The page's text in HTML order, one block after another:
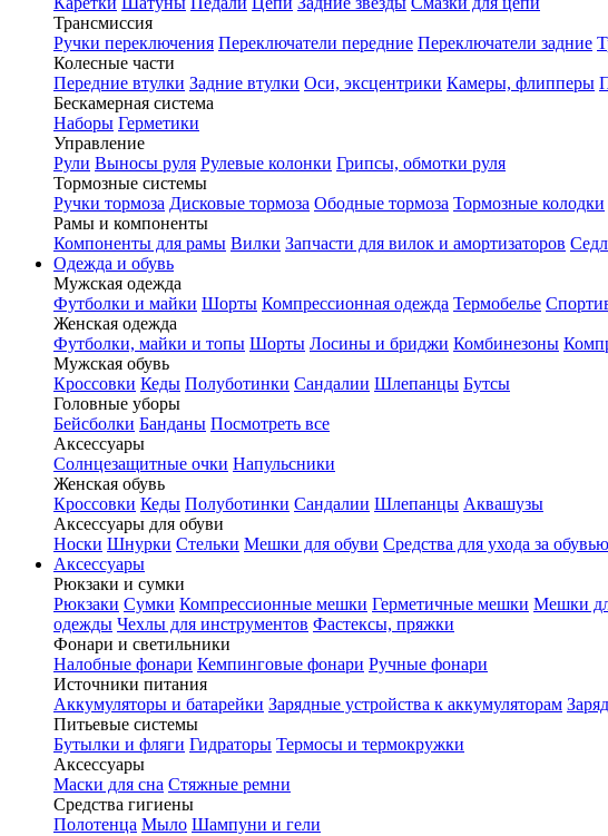
Трансмиссия
Ручки переключения Переключатели передние Переключатели задние
Колесные части
Передние втулки Задние втулки Оси, эксцентрики Камеры, флипперы
Бескамерная система
Наборы Герметики
Управление
Рули Выносы руля Рулевые колонки Грипсы, обмотки руля
Тормозные системы
Ручки тормоза Дисковые тормоза Ободные тормоза Тормозные колодки
Рамы и компоненты
Компоненты для рамы Вилки Запчасти для вилок и амортизаторов
Одежда и обувь
Мужская одежда
Футболки и майки Шорты Компрессионная одежда Термобелье
Женская одежда
Футболки, майки и топы Шорты Лосины и бриджи Комбинезоны
Мужская обувь
Кроссовки Кеды Полуботинки Сандалии Шлепанцы Бутсы
Головные уборы
Бейсболки Банданы Посмотреть все
Аксессуары
Солнцезащитные очки Напульсники
Женская обувь
Кроссовки Кеды Полуботинки Сандалии Шлепанцы Аквашузы
Аксессуары для обуви
Носки Шнурки Стельки Мешки для обуви Средства для ухода за обувью
Аксессуары
Рюкзаки и сумки
Рюкзаки Сумки Компрессионные мешки Герметичные мешки Мешки
одежды Чехлы для инструментов Фастексы, пряжки
Фонари и светильники
Налобные фонари Кемпинговые фонари Ручные фонари
Источники питания
Аккумуляторы и батарейки Зарядные устройства к аккумуляторам
Питьевые системы
Бутылки и фляги Гидраторы Термосы и термокружки
Аксессуары
Маски для сна Стяжные ремни
Средства гигиены
Полотенца Мыло Шампуни и гели